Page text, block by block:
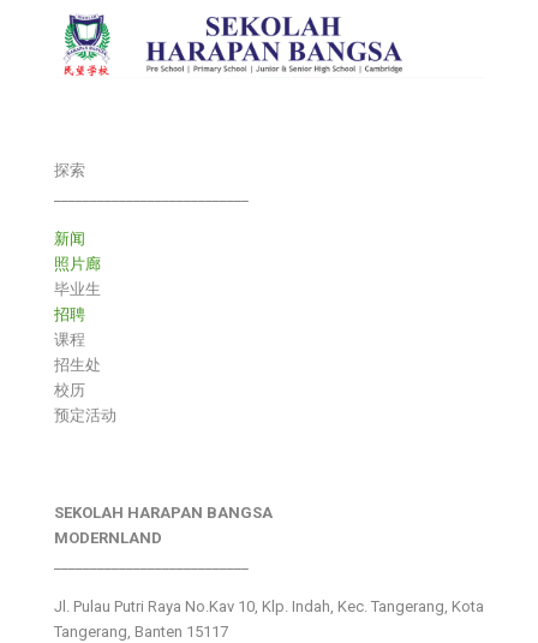
探索
新闻
照片廊
毕业生
招聘
课程
招生处
校历
预定活动
SEKOLAH HARAPAN BANGSA
MODERNLAND
Jl. Pulau Putri Raya No.Kav 10, Klp. Indah, Kec. Tangerang, Kota
Tangerang, Banten 15117